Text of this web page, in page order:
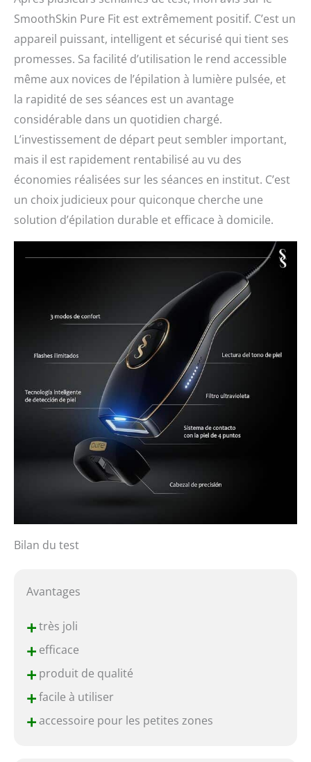
SmoothSkin Pure Fit est extrêmement positif. C’est un
appareil puissant, intelligent et sécurisé qui tient ses
promesses. Sa facilité d’utilisation le rend accessible
même aux novices de l’épilation à lumière pulsée, et
la rapidité de ses séances est un avantage
considérable dans un quotidien chargé.
L’investissement de départ peut sembler important,
mais il est rapidement rentabilisé au vu des
économies réalisées sur les séances en institut. C’est
un choix judicieux pour quiconque cherche une
solution d’épilation durable et efficace à domicile.
Bilan du test
Avantages
+très joli
+efficace
+produit de qualité
+facile à utiliser
+accessoire pour les petites zones